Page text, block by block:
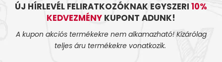
ÚJ HÍRLEVÉL FELIRATKOZÓKNAK EGYSZERI 10%
KEDVEZMÉNY KUPONT ADUNK!
A kupon akciós termékekre nem alkamazható! Kizárólag
teljes áru termékekre vonatkozik.